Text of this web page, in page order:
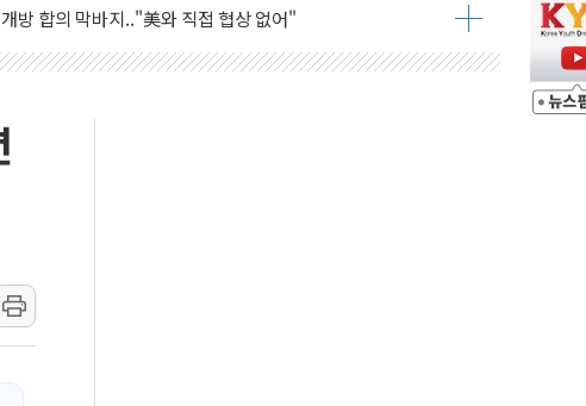
방 합의 막바지.."美와 직접 협상 없어"
청래·김민석 후보 - 8월 7일
·기자회견·주요 정당 - 8월 7일
황 재회…로봇·AI 데이터센터·모빌리티 구체화
나·아이온큐·도어대시↑ VS 샌디스크·피그마·앱러빈↓